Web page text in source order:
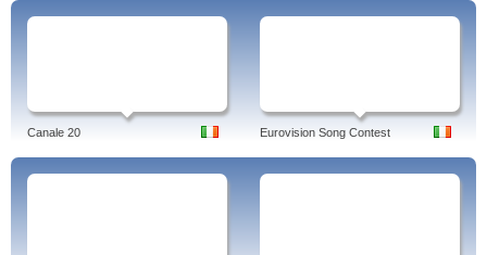
Canale 20 Eurovision Song Contest